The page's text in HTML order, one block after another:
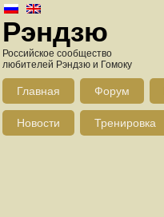
Рэндзю
Российское сообщество
любителей Рэндзю и Гомоку
Главная Форум
Новости Тренировка